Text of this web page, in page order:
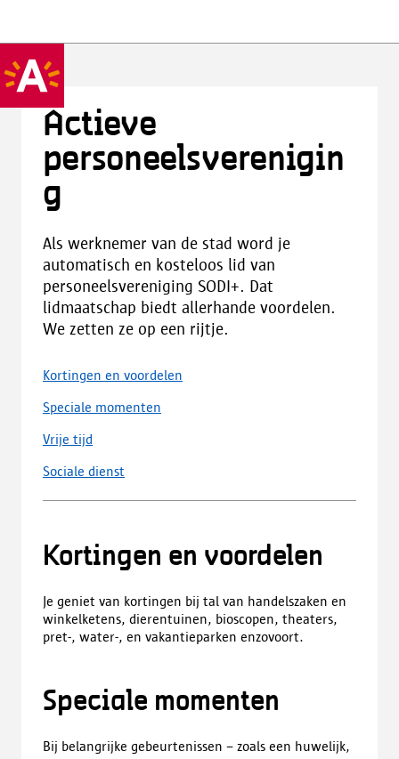
Actieve
personeelsverenigin
g
Als werknemer van de stad word je
automatisch en kosteloos lid van
personeelsvereniging SODI+. Dat
lidmaatschap biedt allerhande voordelen.
We zetten ze op een rijtje.
Kortingen en voordelen
Speciale momenten
Vrije tijd
Sociale dienst
Kortingen en voordelen
Je geniet van kortingen bij tal van handelszaken en
winkelketens, dierentuinen, bioscopen, theaters,
pret-, water-, en vakantieparken enzovoort.
Speciale momenten
Bij belangrijke gebeurtenissen – zoals een huwelijk,